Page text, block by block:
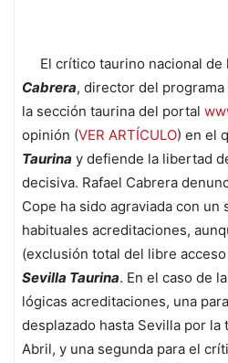
El crítico taurino nacional de
Cabrera, director del programa
la sección taurina del portal
opinión (VER ARTÍCULO) en el
Taurina y defiende la libertad
decisiva. Rafael Cabrera
Cope ha sido agraviada con
habituales acreditaciones,
(exclusión total del libre
Sevilla Taurina. En el caso de
lógicas acreditaciones, una
desplazado hasta Sevilla por la
Abril, y una segunda para el